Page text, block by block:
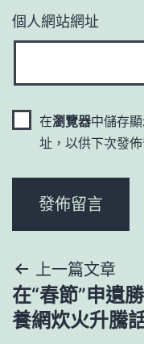
個人網站網址
在瀏覽器中儲存
址，以供下次發
文
章
上一篇文章
在“春節”申遺
養網炊火升騰